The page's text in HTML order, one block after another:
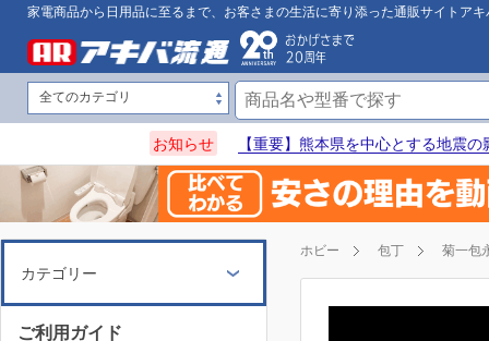
家電商品から日用品に至るまで、お客さまの生活に寄り添った通販サイトアキ
お知らせ 【重要】熊本県を中心とする地震
ホビー 包丁 菊一包
カテゴリー
ご利用ガイド